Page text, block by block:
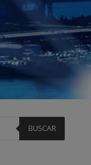
BUSCAR